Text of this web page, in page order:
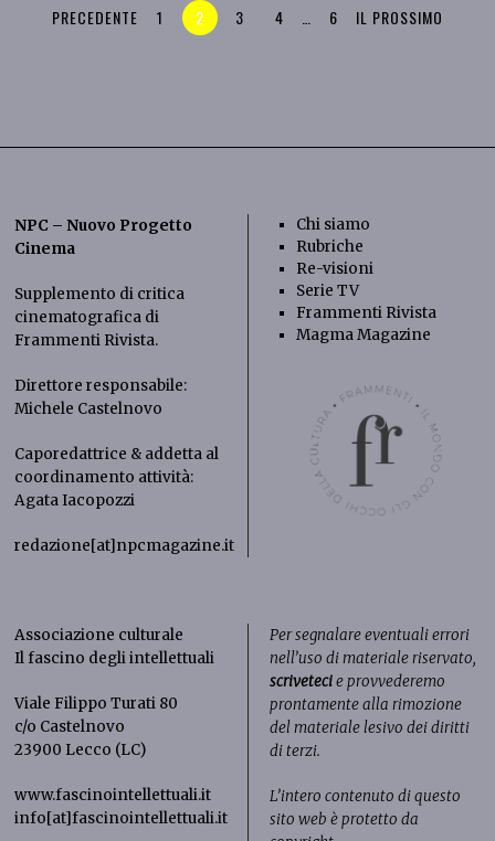
PRECEDENTE 1 2 3 4 6 IL PROSSIMO
NPC – Nuovo Progetto
Cinema
Supplemento di critica
cinematografica di
Frammenti Rivista.
Direttore responsabile:
Michele Castelnovo
Caporedattrice & addetta al
coordinamento attività:
Agata Iacopozzi
redazione[at]npcmagazine.it
Chi siamo
Rubriche
Re-visioni
Serie TV
Frammenti Rivista
Magma Magazine
Associazione culturale
Il fascino degli intellettuali
Viale Filippo Turati 80
c/o Castelnovo
23900 Lecco (LC)
www.fascinointellettuali.it
info[at]fascinointellettuali.it
Per segnalare eventuali errori
nell’uso di materiale riservato,
scrivetecie provvederemo
prontamente alla rimozione
del materiale lesivo dei diritti
di terzi.
L’intero contenuto di questo
sito web è protetto da